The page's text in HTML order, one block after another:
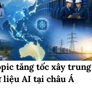
tăng tốc xây trung
liệu AI tại châu Á